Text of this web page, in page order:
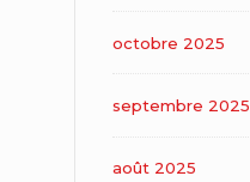
octobre 2025
septembre 2025
août 2025